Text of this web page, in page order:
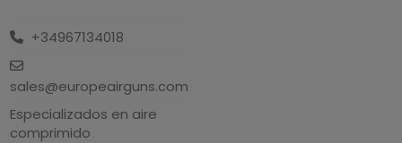
+34967134018
sales@europeairguns.com
Especializados en aire
comprimido